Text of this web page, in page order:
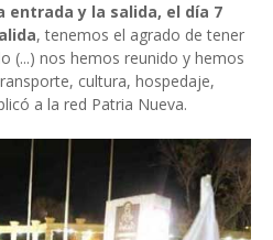
entrada y la salida, el día 7
, tenemos el agrado de tener
(...) nos hemos reunido y hemos
cultura, hospedaje,
a la red Patria Nueva.